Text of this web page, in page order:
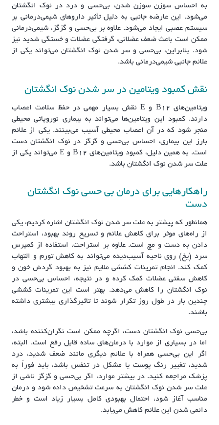
به احساس سوزن سوزن شدن، بی‌حسی و درد در نوک انگشتان
می‌شود. این عارضه جانبی به دلیل تأثیر داروهای شیمی‌درمانی بر
سیستم عصبی ایجاد می‌شود. علاوه بر بی‌حسی و گزگز، شیمی‌درمانی
ممکن است باعث ضعف عضلانی، گرفتگی عضلات و خستگی شدید نیز
شود. بنابراین، بی‌حسی و سر شدن نوک انگشتان می‌تواند یکی از
علائم جانبی شیمی‌درمانی باشد.
نقش کمبود ویتامین در سر شدن نوک انگشتان
ویتامین‌های B12 و E نقش بسیار مهمی در حفظ سلامت اعصاب
دارند. کمبود این ویتامین‌ها می‌تواند به بیماری نوروپاتی محیطی
منجر شود که در آن اعصاب محیطی آسیب می‌بینند. یکی از علائم
بارز این بیماری، احساس بی‌حسی و گزگز در نوک انگشتان دست
است. به همین دلیل، کمبود ویتامین‌های B12 و E می‌تواند یکی از
علت سر شدن نوک انگشتان باشد.
راهکارهایی برای درمان بی حسی نوک انگشتان
دست
همانطور که پیشتر به علت سر شدن نوک انگشتان اشاره کردیم، یکی
از راه‌های موثر برای کاهش علائم و تسریع روند بهبود، استراحت
دادن به دست و مچ است. علاوه بر استراحت، استفاده از کمپرس
سرد (یخ) روی ناحیه آسیب‌دیده می‌تواند به کاهش تورم و التهاب
کمک کند. انجام تمرینات کششی ملایم نیز به بهبود گردش خون و
کاهش سفتی عضلات کمک کرده و در نتیجه، احساس بی‌حسی در
نوک انگشتان را کاهش می‌دهد. بهتر است این تمرینات کششی
چندین بار در طول روز تکرار شوند تا تاثیرگذاری بیشتری داشته
باشند.
بی‌حسی نوک انگشتان دست، اگرچه ممکن است نگران‌کننده باشد،
اما در بسیاری از موارد با درمان‌های ساده قابل رفع است. البته،
اگر این بی‌حسی همراه با علائم دیگری مانند ضعف شدید، درد
شدید، تغییر رنگ پوست یا مشکل در تنفس باشد، باید فوراً به
پزشک مراجعه کنید. در بیشتر موارد، اگر بی‌حسی و گزگز ناشی از
علت سر شدن نوک انگشتان به سرعت تشخیص داده شود و درمان
مناسب آغاز شود، احتمال بهبودی کامل بسیار زیاد است و خطر
دائمی شدن این علائم کاهش می‌یابد.